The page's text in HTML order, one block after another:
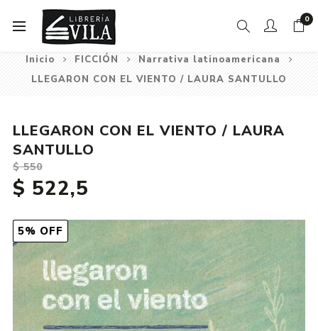
0
Inicio FICCIÓN
Narrativa latinoamericana
LLEGARON CON EL VIENTO / LAURA SANTULLO
5% OFF
LLEGARON CON EL VIENTO / LAURA
SANTULLO
$ 550
$ 522,5